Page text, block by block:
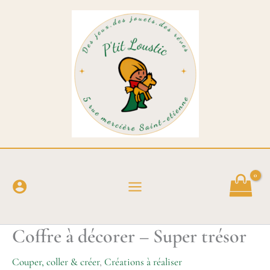
Coffre à décorer – Super trésor
Couper, coller & créer, Créations à réaliser